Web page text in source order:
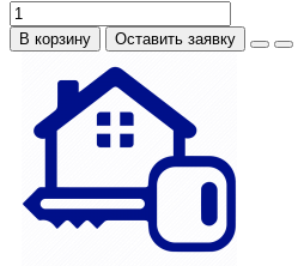
В корзину Оставить заявку